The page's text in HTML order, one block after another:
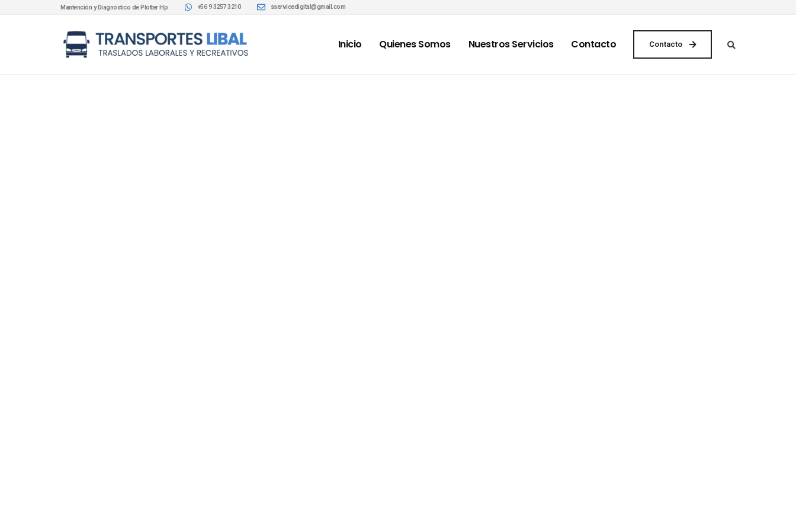
Mantención y Diagnóstico de Plotter Hp +56 9 3257 3210 sservicedigital@gmail.com
Inicio Quienes Somos Nuestros Servicios Contacto Contacto